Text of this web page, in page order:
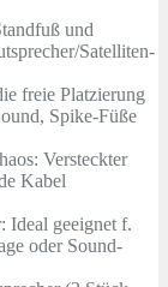
und
Satelliten-
freie Platzierung
Spike-Füße
Versteckter
Kabel
Ideal geeignet f.
oder Sound-